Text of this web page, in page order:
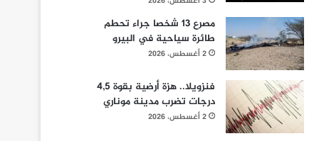
مصرع 13 شخصا جراء تحطم
طائرة سياحية في البيرو
2 أغسطس، 2026
فنزويلا.. هزة أرضية بقوة 4,5
درجات تضرب مدينة موناري
2 أغسطس، 2026